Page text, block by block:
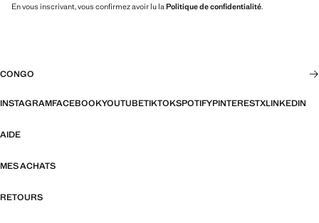
En vous inscrivant, vous confirmez avoir lu la Politique de confidentialité.
CONGO
INSTAGRAMFACEBOOKYOUTUBETIKTOKSPOTIFYPINTERESTXLINKEDIN
AIDE
MES ACHATS
RETOURS